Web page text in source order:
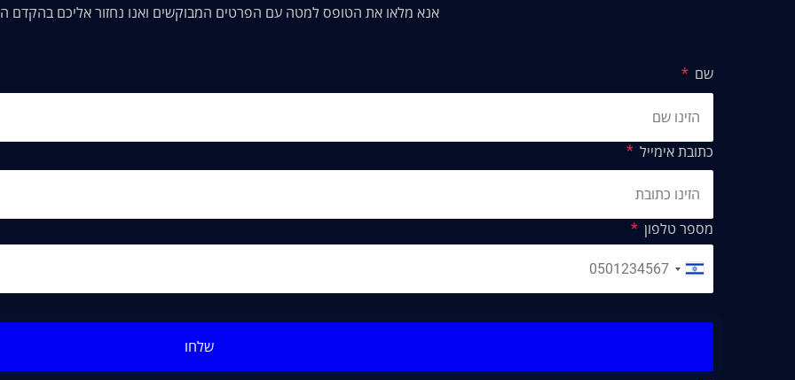
אנא מלאו את הטופס למטה עם הפרטים המבוקשים ואנו נחזור אליכם בהקדם
שם
כתובת אימייל
מספר טלפון
שלחו